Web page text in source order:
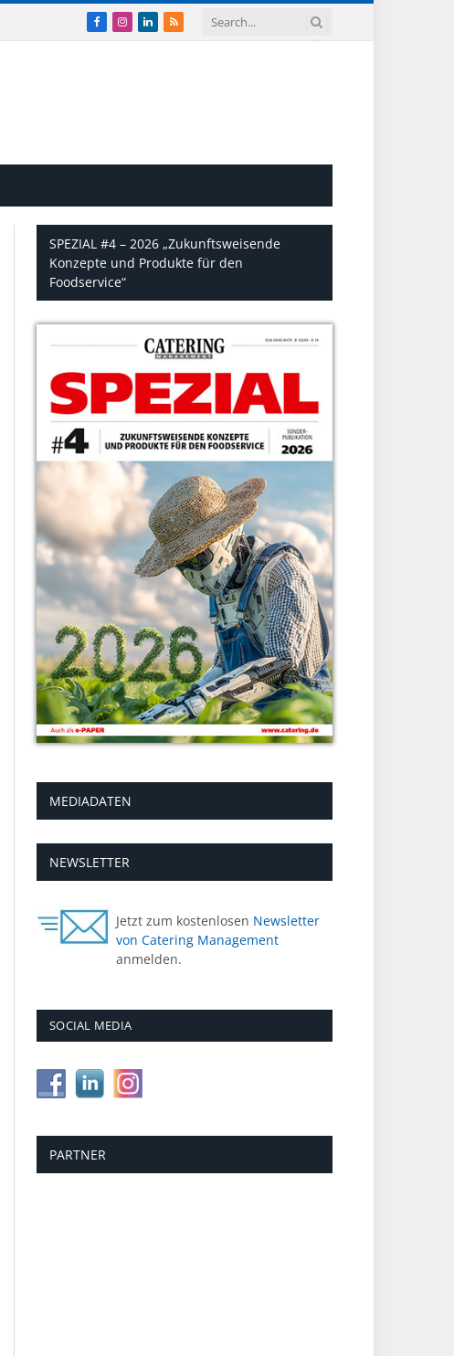
Facebook
Instagram
LinkedIn
RSS
SPEZIAL #4 – 2026 „Zukunftsweisende
Konzepte und Produkte für den
Foodservice“
MEDIADATEN
NEWSLETTER
Jetzt zum kostenlosen Newsletter
von Catering Management
anmelden.
SOCIAL MEDIA
PARTNER